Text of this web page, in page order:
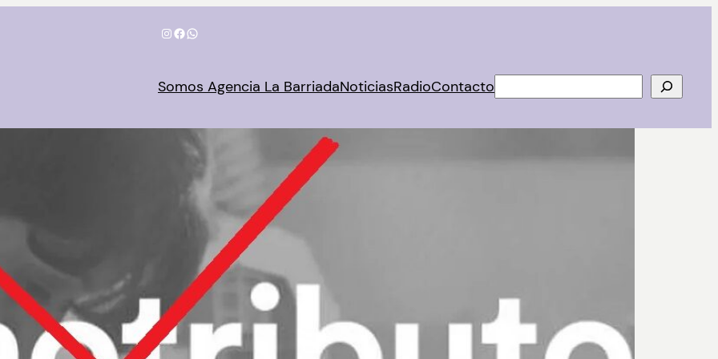
Instagram
Facebook
WhatsApp
Somos Agencia La BarriadaNoticiasRadioContacto